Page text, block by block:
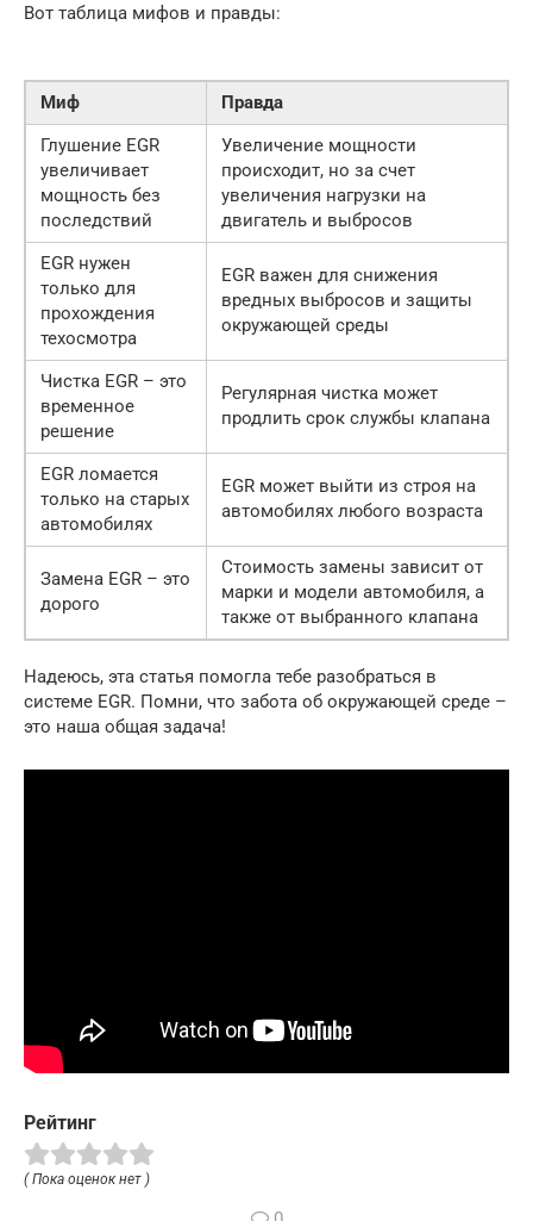
Вот таблица мифов и правды:
Миф
Правда
Глушение EGR
увеличивает
мощность без
последствий
Увеличение мощности
происходит, но за счет
увеличения нагрузки на
двигатель и выбросов
EGR нужен
только для
прохождения
техосмотра
EGR важен для снижения
вредных выбросов и защиты
окружающей среды
Чистка EGR – это
временное
решение
Регулярная чистка может
продлить срок службы клапана
EGR ломается
только на старых
автомобилях
EGR может выйти из строя на
автомобилях любого возраста
Замена EGR – это
дорого
Стоимость замены зависит от
марки и модели автомобиля, а
также от выбранного клапана
Надеюсь, эта статья помогла тебе разобраться в
системе EGR. Помни, что забота об окружающей среде –
это наша общая задача!
Рейтинг
( Пока оценок нет )